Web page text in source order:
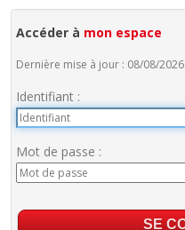
Accéder à mon espace
Dernière mise à jour : 08/08/2026
Identifiant :
Mot de passe :